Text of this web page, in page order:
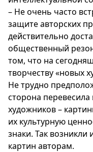
– Не очень часто
защите авторских
действительно
общественный
том, что на
творчеству «новых
Не трудно
сторона
художников –
их культурную
знаки. Так возникли
картин авторам.